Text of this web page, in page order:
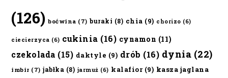
(126) boćwina (7) buraki (8) chia (9) chorizo (6)
ciecierzyca (6) cukinia (16) cynamon (11)
czekolada (15) daktyle (9) drób (16) dynia (22)
imbir (7) jabłka (8) jarmuż (6) kalafior(9) kasza jaglana